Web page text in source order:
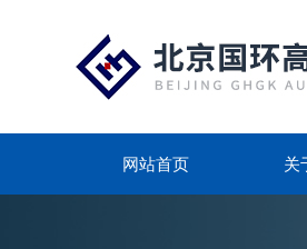
网站首页 关